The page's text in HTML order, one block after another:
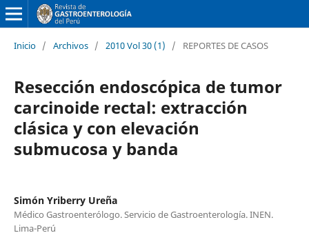
Inicio / Archivos / 2010 Vol 30 (1) / REPORTES DE CASOS
Resección endoscópica de tumor
carcinoide rectal: extracción
clásica y con elevación
submucosa y banda
Simón Yriberry Ureña
Médico Gastroenterólogo. Servicio de Gastroenterología. INEN.
Lima-Perú